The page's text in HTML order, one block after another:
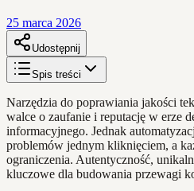
25 marca 2026
Udostępnij
Spis treści
Narzędzia do poprawiania jakości
walce o zaufanie i reputację w erze
informacyjnego. Jednak
problemów jednym kliknięciem, a
ograniczenia. Autentyczność,
kluczowe dla budowania przewagi